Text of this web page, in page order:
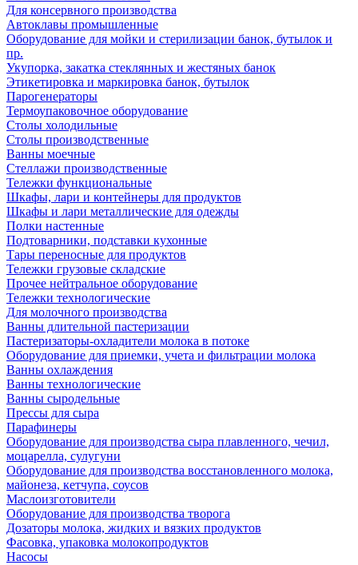
Для консервного производства
Автоклавы промышленные
Оборудование для мойки и стерилизации банок, бутылок и
пр.
Укупорка, закатка стеклянных и жестяных банок
Этикетировка и маркировка банок, бутылок
Парогенераторы
Термоупаковочное оборудование
Столы холодильные
Столы производственные
Ванны моечные
Стеллажи производственные
Тележки функциональные
Шкафы, лари и контейнеры для продуктов
Шкафы и лари металлические для одежды
Полки настенные
Подтоварники, подставки кухонные
Тары переносные для продуктов
Тележки грузовые складские
Прочее нейтральное оборудование
Тележки технологические
Для молочного производства
Ванны длительной пастеризации
Пастеризаторы-охладители молока в потоке
Оборудование для приемки, учета и фильтрации молока
Ванны охлаждения
Ванны технологические
Ванны сыродельные
Прессы для сыра
Парафинеры
Оборудование для производства сыра плавленного, чечил,
моцарелла, сулугуни
Оборудование для производства восстановленного молока,
майонеза, кетчупа, соусов
Маслоизготовители
Оборудование для производства творога
Дозаторы молока, жидких и вязких продуктов
Фасовка, упаковка молокопродуктов
Насосы